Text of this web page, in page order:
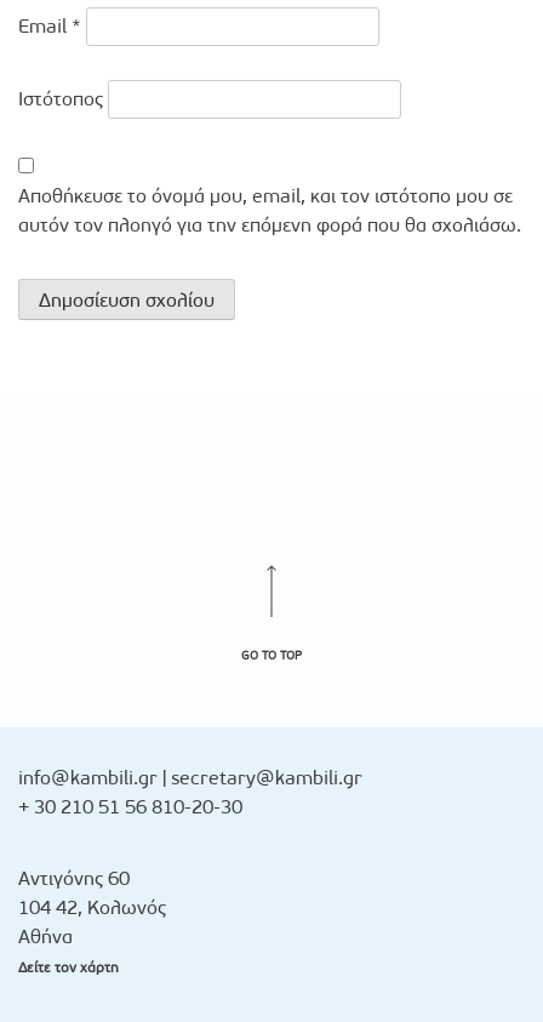
Email *
Ιστότοπος
Αποθήκευσε το όνομά μου, email, και τον ιστότοπο μου σε
αυτόν τον πλοηγό για την επόμενη φορά που θα σχολιάσω.
GO TO TOP
info@kambili.gr | secretary@kambili.gr
+ 30 210 51 56 810-20-30
Αντιγόνης 60
104 42, Κολωνός
Αθήνα
Δείτε τον χάρτη